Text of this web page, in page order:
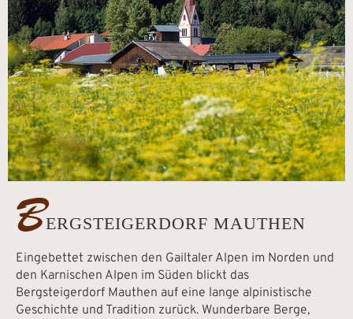
BERGSTEIGERDORF MAUTHEN
Eingebettet zwischen den Gailtaler Alpen im Norden und
den Karnischen Alpen im Süden blickt das
Bergsteigerdorf Mauthen auf eine lange alpinistische
Geschichte und Tradition zurück. Wunderbare Berge,